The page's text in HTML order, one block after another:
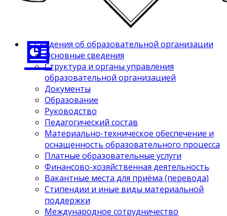
Сведения об образовательной организации
Основные сведения
Структура и органы управления
образовательной организацией
Документы
Образование
Руководство
Педагогический состав
Материально-техническое обеспечение и
оснащенность образовательного процесса
Платные образовательные услуги
Финансово-хозяйственная деятельность
Вакантные места для приёма (перевода)
Стипендии и иные виды материальной
поддержки
Международное сотрудничество